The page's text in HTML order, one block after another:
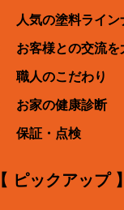
人気の塗料ライン
お客様との交流を
職人のこだわり
お家の健康診断
保証・点検
【 ピックアップ 】